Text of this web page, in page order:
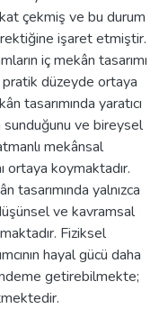
çekmiş ve bu durum
işaret etmiştir.
iç mekân tasarımı
pratik düzeyde ortaya
tasarımında yaratıcı
ve bireysel
mekânsal
ortaya koymaktadır.
tasarımında yalnızca
ve kavramsal
Fiziksel
hayal gücü daha
getirebilmekte;